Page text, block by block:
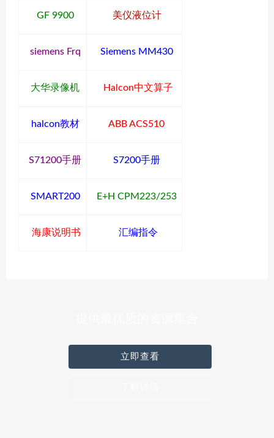
GF 9900 美仪液位计
siemens Frq Siemens MM430
大华录像机 Halcon中文算子
halcon教材 ABB ACS510
S71200手册 S7200手册
SMART200 E+H CPM223/253
海康说明书 汇编指令
立即查看